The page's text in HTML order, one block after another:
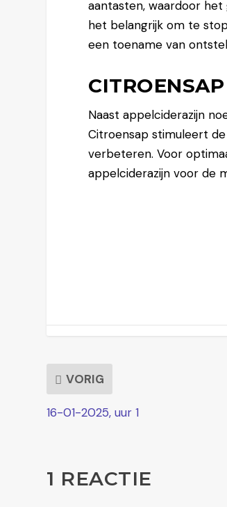
aantasten, waardoor
het belangrijk om te
een toename van
Naast appelciderazijn
Citroensap stimuleert
verbeteren. Voor
appelciderazijn voor de
VORIG
16-01-2025, uur 1
1 REACTIE